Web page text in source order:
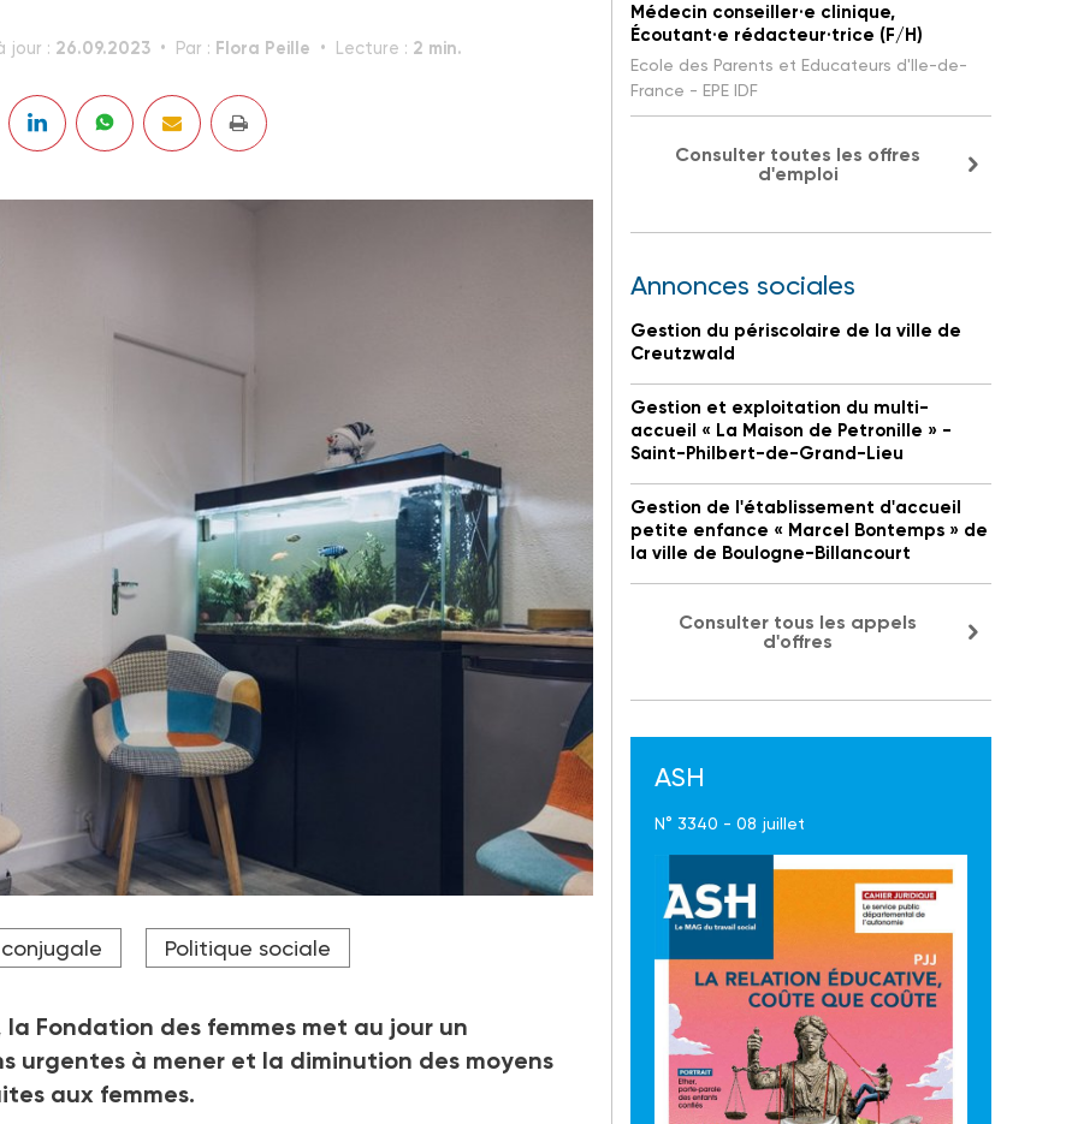
jour : 26.09.2023 Par : Flora Peille Lecture : 2 min.
trois millions de femmes dénoncent des violences sexistes et
Politique sociale
la Fondation des femmes met au jour un
urgentes à mener et la diminution des moyens
aux femmes.
Médecin conseiller·e clinique,
Écoutant·e rédacteur·trice (F/H)
Ecole des Parents et Educateurs d'Ile-de-
France - EPE IDF
Consulter toutes les offres
d'emploi
Annonces sociales
Gestion du périscolaire de la ville de
Creutzwald
Gestion et exploitation du multi-
accueil « La Maison de Petronille » -
Saint-Philbert-de-Grand-Lieu
Gestion de l'établissement d'accueil
petite enfance « Marcel Bontemps » de
la ville de Boulogne-Billancourt
Consulter tous les appels
d'offres
ASH
N° 3340 - 08 juillet